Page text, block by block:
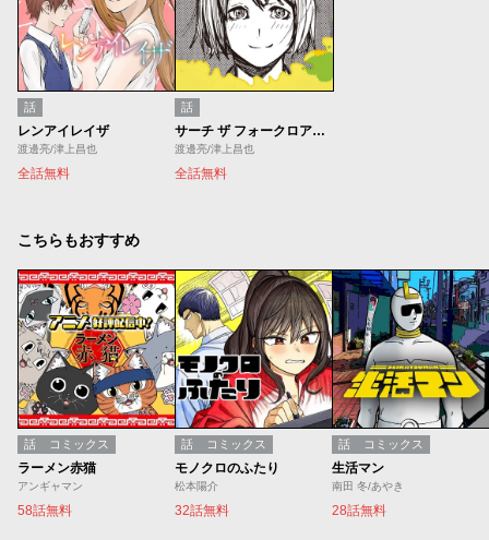
話
レンアイレイザ
渡邊亮/津上昌也
全話無料
話
サーチ ザ フォークロア／第1回 アナログ部門賞
渡邊亮/津上昌也
全話無料
こちらもおすすめ
話 コミックス
ラーメン赤猫
アンギャマン
58話無料
話 コミックス
モノクロのふたり
松本陽介
32話無料
話 コミックス
生活マン
南田 冬/あやき
28話無料